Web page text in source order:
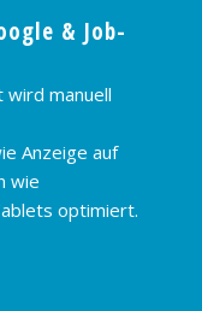
& Job-
wird manuell
Anzeige auf
wie
optimiert.